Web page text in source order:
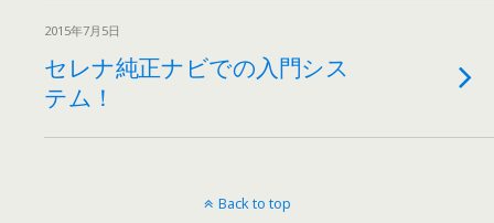
2015年7月5日
セレナ純正ナビでの入門シス
テム！
Back to top